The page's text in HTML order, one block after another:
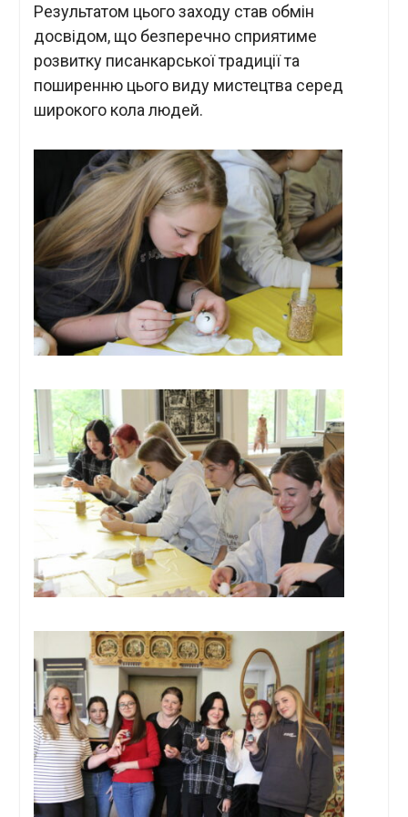
Результатом цього заходу став обмін
досвідом, що безперечно сприятиме
розвитку писанкарської традиції та
поширенню цього виду мистецтва серед
широкого кола людей.